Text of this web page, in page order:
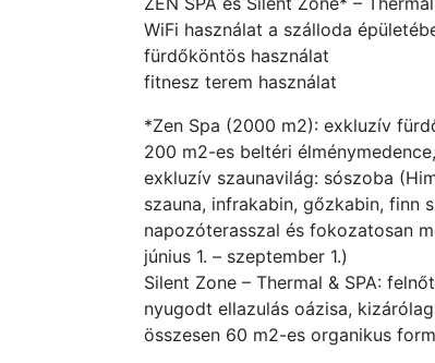
WiFi használat a szálloda
fürdőköntös használat
fitnesz terem használat
*Zen Spa (2000 m2): exkluzív
200 m2-es beltéri
exkluzív szaunavilág: sószoba
szauna, infrakabin, gőzkabin, finn
napozóterasszal és fokozatosan
június 1. – szeptember 1.)
Silent Zone – Thermal & SPA:
nyugodt ellazulás oázisa,
összesen 60 m2-es organikus